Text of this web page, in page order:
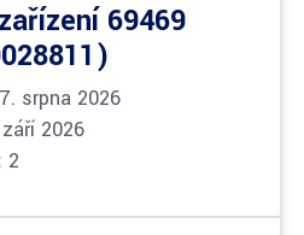
69469
srpna 2026
2026
2